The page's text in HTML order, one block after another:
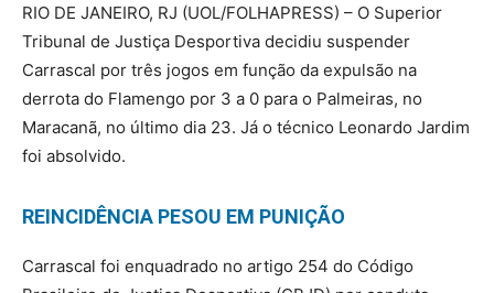
RIO DE JANEIRO, RJ (UOL/FOLHAPRESS) – O Superior
Tribunal de Justiça Desportiva decidiu suspender
Carrascal por três jogos em função da expulsão na
derrota do Flamengo por 3 a 0 para o Palmeiras, no
Maracanã, no último dia 23. Já o técnico Leonardo Jardim
foi absolvido.
REINCIDÊNCIA PESOU EM PUNIÇÃO
Carrascal foi enquadrado no artigo 254 do Código